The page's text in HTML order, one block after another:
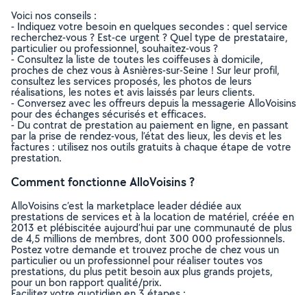
Voici nos conseils :
- Indiquez votre besoin en quelques secondes : quel service
recherchez-vous ? Est-ce urgent ? Quel type de prestataire,
particulier ou professionnel, souhaitez-vous ?
- Consultez la liste de toutes les coiffeuses à domicile,
proches de chez vous à Asnières-sur-Seine ! Sur leur profil,
consultez les services proposés, les photos de leurs
réalisations, les notes et avis laissés par leurs clients.
- Conversez avec les offreurs depuis la messagerie AlloVoisins
pour des échanges sécurisés et efficaces.
- Du contrat de prestation au paiement en ligne, en passant
par la prise de rendez-vous, l’état des lieux, les devis et les
factures : utilisez nos outils gratuits à chaque étape de votre
prestation.
Comment fonctionne AlloVoisins ?
AlloVoisins c’est la marketplace leader dédiée aux
prestations de services et à la location de matériel, créée en
2013 et plébiscitée aujourd’hui par une communauté de plus
de 4,5 millions de membres, dont 300 000 professionnels.
Postez votre demande et trouvez proche de chez vous un
particulier ou un professionnel pour réaliser toutes vos
prestations, du plus petit besoin aux plus grands projets,
pour un bon rapport qualité/prix.